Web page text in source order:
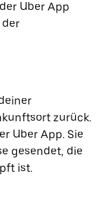
Uber App
zurück.
Uber App. Sie
gesendet, die
ist.